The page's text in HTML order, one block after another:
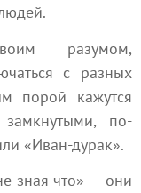
разумом,
с разных
порой кажутся
по-
«Иван-дурак».
зная что» — они